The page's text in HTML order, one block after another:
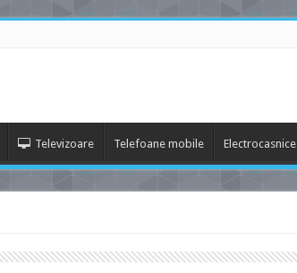
Televizoare Telefoane mobile Electrocasnice